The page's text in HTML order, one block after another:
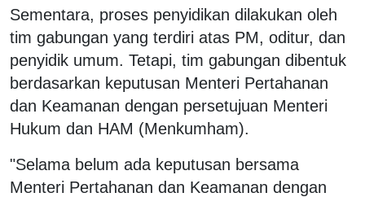
Sementara, proses penyidikan dilakukan oleh
tim gabungan yang terdiri atas PM, oditur, dan
penyidik umum. Tetapi, tim gabungan dibentuk
berdasarkan keputusan Menteri Pertahanan
dan Keamanan dengan persetujuan Menteri
Hukum dan HAM (Menkumham).
"Selama belum ada keputusan bersama
Menteri Pertahanan dan Keamanan dengan